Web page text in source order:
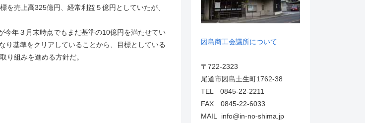
売上高325億円、経常利益５億円としていたが、
年３月末時点でもまだ基準の10億円を満たせてい
り基準をクリアしていることから、目標としている
り組みを進める方針だ。
因島商工会議所について
〒722-2323
尾道市因島土生町1762-38
TEL 0845-22-2211
FAX 0845-22-6033
MAIL info@in-no-shima.jp